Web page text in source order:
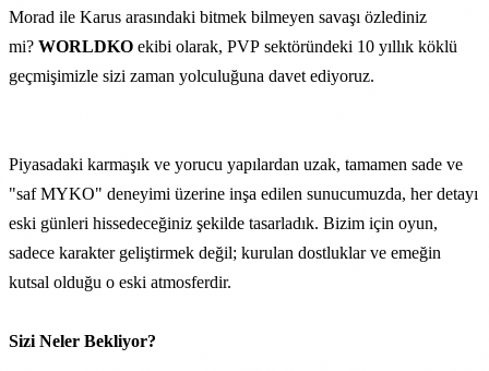
Morad ile Karus arasındaki bitmek bilmeyen savaşı özlediniz
mi? WORLDKO ekibi olarak, PVP sektöründeki 10 yıllık köklü
geçmişimizle sizi zaman yolculuğuna davet ediyoruz.
Piyasadaki karmaşık ve yorucu yapılardan uzak, tamamen sade ve
"saf MYKO" deneyimi üzerine inşa edilen sunucumuzda, her detayı
eski günleri hissedeceğiniz şekilde tasarladık. Bizim için oyun,
sadece karakter geliştirmek değil; kurulan dostluklar ve emeğin
kutsal olduğu o eski atmosferdir.
Sizi Neler Bekliyor?